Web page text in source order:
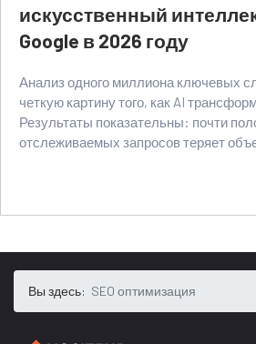
искусственный
Google в 2026 году
Анализ одного миллиона ключевых
четкую картину того, как AI
Результаты показательны: почти
отслеживаемых запросов теряет
Вы здесь: SEO оптимизация